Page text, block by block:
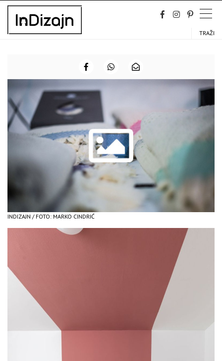
Skip
content
TRAŽI
INDIZAJN / FOTO: MARKO CINDRIĆ